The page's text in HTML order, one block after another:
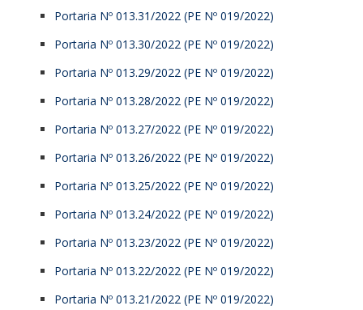
Portaria Nº 013.31/2022 (PE Nº 019/2022)
Portaria Nº 013.30/2022 (PE Nº 019/2022)
Portaria Nº 013.29/2022 (PE Nº 019/2022)
Portaria Nº 013.28/2022 (PE Nº 019/2022)
Portaria Nº 013.27/2022 (PE Nº 019/2022)
Portaria Nº 013.26/2022 (PE Nº 019/2022)
Portaria Nº 013.25/2022 (PE Nº 019/2022)
Portaria Nº 013.24/2022 (PE Nº 019/2022)
Portaria Nº 013.23/2022 (PE Nº 019/2022)
Portaria Nº 013.22/2022 (PE Nº 019/2022)
Portaria Nº 013.21/2022 (PE Nº 019/2022)